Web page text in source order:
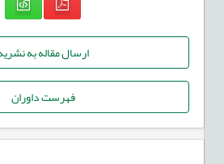
ارسال مقاله به نشریه
فهرست داوران